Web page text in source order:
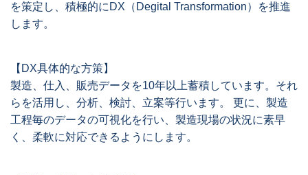
を策定し、積極的にDX（Degital Transformation）を推進
します。
【DX具体的な方策】
製造、仕入、販売データを10年以上蓄積しています。それ
らを活用し、分析、検討、立案等行います。 更に、製造
工程毎のデータの可視化を行い、製造現場の状況に素早
く、柔軟に対応できるようにします。